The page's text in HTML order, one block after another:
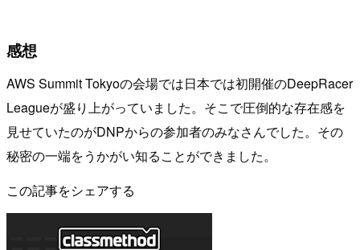
感想
AWS Summit Tokyoの会場では日本では初開催のDeepRacer
Leagueが盛り上がっていました。そこで圧倒的な存在感を
見せていたのがDNPからの参加者のみなさんでした。その
秘密の一端をうかがい知ることができました。
この記事をシェアする